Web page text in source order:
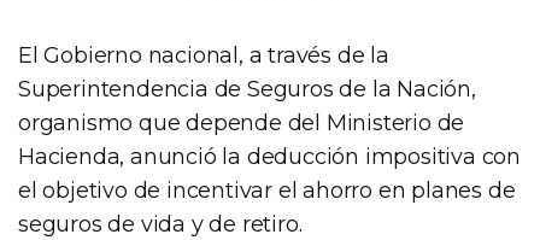
El Gobierno nacional, a través de la
Superintendencia de Seguros de la Nación,
organismo que depende del Ministerio de
Hacienda, anunció la deducción impositiva con
el objetivo de incentivar el ahorro en planes de
seguros de vida y de retiro.